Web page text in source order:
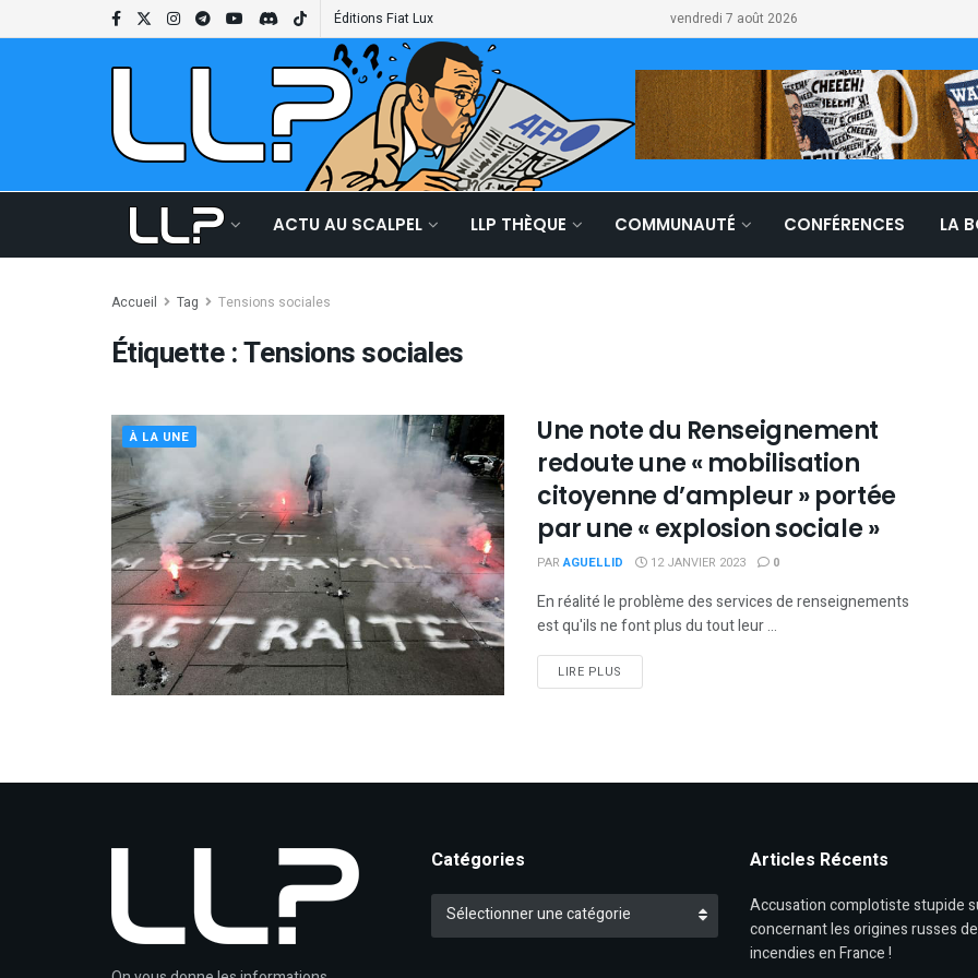
Éditions Fiat Lux vendredi 7 août 2026
ACTU AU SCALPEL LLP THÈQUE COMMUNAUTÉ CONFÉRENCES LA
Accueil Tag Tensions sociales
Étiquette :Tensions sociales
À LA UNE
Une note du Renseignement
redoute une « mobilisation
citoyenne d’ampleur » portée
par une « explosion sociale »
PAR AGUELLID 12 JANVIER 2023 0
En réalité le problème des services de renseignements
est qu'ils ne font plus du tout leur ...
LIRE PLUS
Catégories
Catégories
Sélectionner une catégorie
Articles Récents
Accusation complotiste stupide
concernant les origines russes
incendies en France !